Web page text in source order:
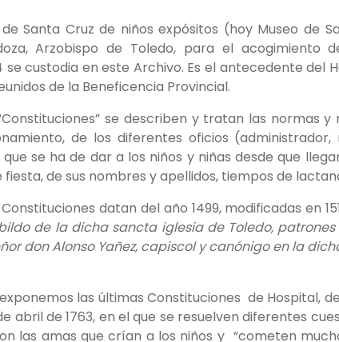
Cruz de niños expósitos (hoy Museo de
Arzobispo de Toledo, para el acogimiento
se custodia en este Archivo. Es el antecedente del
de la Beneficencia Provincial.
se describen y tratan las normas y
de los diferentes oficios
se ha de dar a los niños y niñas desde que
de sus nombres y apellidos, tiempos de
datan del año 1499, modificadas en
de la dicha sancta iglesia de Toledo,
don Alonso Yañez, capiscol y canónigo en la
las últimas Constituciones de Hospital, de
abril de 1763, en el que se resuelven diferentes
las amas que crían a los niños y “cometen